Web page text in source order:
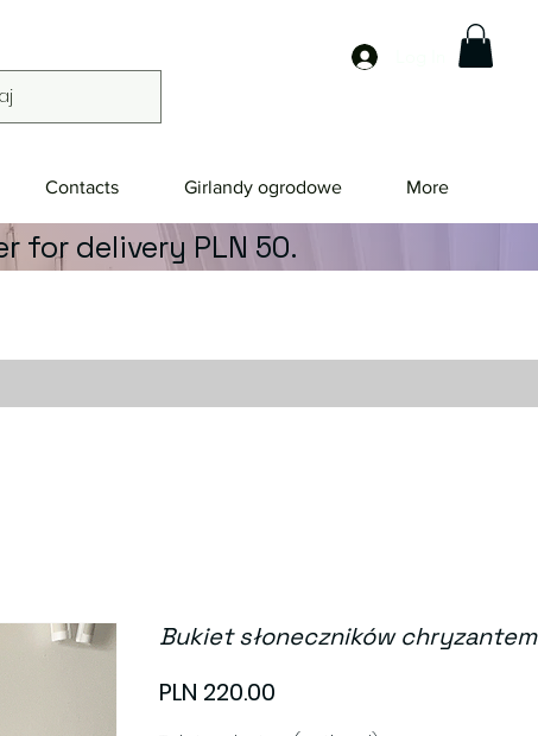
Contacts Girlandy ogrodowe More
for delivery PLN 50.
Bukiet słoneczników chryzantem
PLN 220.00